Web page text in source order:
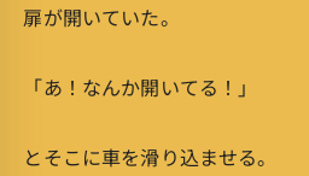
扉が開いていた。
「あ！なんか開いてる！」
とそこに車を滑り込ませる。